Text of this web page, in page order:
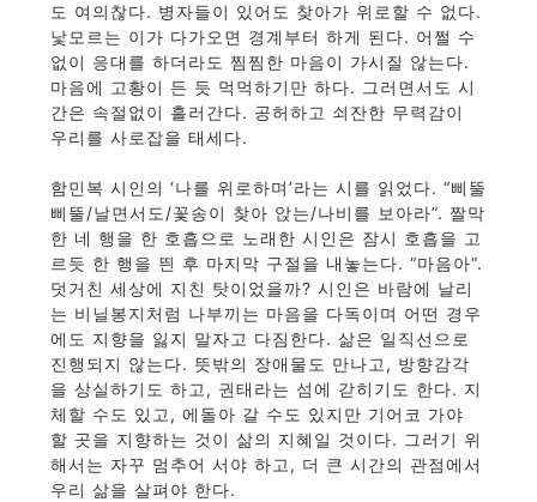
도 여의찮다. 병자들이 있어도 찾아가 위로할 수 없다.
낯모르는 이가 다가오면 경계부터 하게 된다. 어쩔 수
없이 응대를 하더라도 찜찜한 마음이 가시질 않는다.
마음에 고황이 든 듯 먹먹하기만 하다. 그러면서도 시
간은 속절없이 흘러간다. 공허하고 쇠잔한 무력감이
우리를 사로잡을 태세다.
함민복 시인의 ‘나를 위로하며’라는 시를 읽었다. “삐뚤
삐뚤/날면서도/꽃송이 찾아 앉는/나비를 보아라”. 짤막
한 네 행을 한 호흡으로 노래한 시인은 잠시 호흡을 고
르듯 한 행을 띈 후 마지막 구절을 내놓는다. “마음아“.
덧거친 세상에 지친 탓이었을까? 시인은 바람에 날리
는 비닐봉지처럼 나부끼는 마음을 다독이며 어떤 경우
에도 지향을 잃지 말자고 다짐한다. 삶은 일직선으로
진행되지 않는다. 뜻밖의 장애물도 만나고, 방향감각
을 상실하기도 하고, 권태라는 섬에 갇히기도 한다. 지
체할 수도 있고, 에돌아 갈 수도 있지만 기어코 가야
할 곳을 지향하는 것이 삶의 지혜일 것이다. 그러기 위
해서는 자꾸 멈추어 서야 하고, 더 큰 시간의 관점에서
우리 삶을 살펴야 한다.